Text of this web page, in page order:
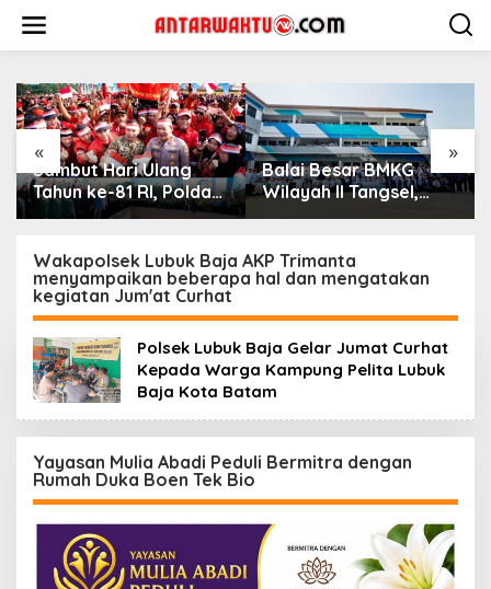
konten
« »
Sambut Hari Ulang
Tahun ke-81 RI, Polda
Metro Jaya Gelar Apel
Balai Besar BMKG
Wilayah II Tangsel,
Edukasi Bencana
Tsunami kepada
pelajar UPTD SMPN 23
Wakapolsek Lubuk Baja AKP Trimanta
menyampaikan beberapa hal dan mengatakan
kegiatan Jum'at Curhat
Polsek Lubuk Baja Gelar Jumat Curhat
Kepada Warga Kampung Pelita Lubuk
Baja Kota Batam
Yayasan Mulia Abadi Peduli Bermitra dengan
Rumah Duka Boen Tek Bio